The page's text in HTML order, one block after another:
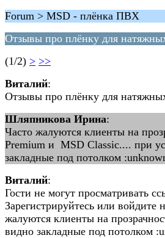
Forum > MSD - плёнка ПВХ
Отзывы про плёнку для
(1/2) > >>
Виталий:
Отзывы про плёнку для
Шляпникова Ирина:
Часто жалуются клиенты на
Premium и MSD Classic.... при
закладные под потолком
Виталий:
Гости не могут просматривать
Зарегистрируйтесь или войдите
жалуются клиенты на
видно закладные под потолком